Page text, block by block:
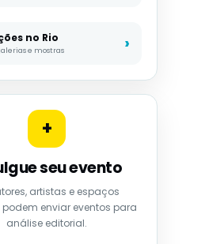
no Rio
e mostras
+
seu evento
artistas e espaços
enviar eventos para
análise editorial.